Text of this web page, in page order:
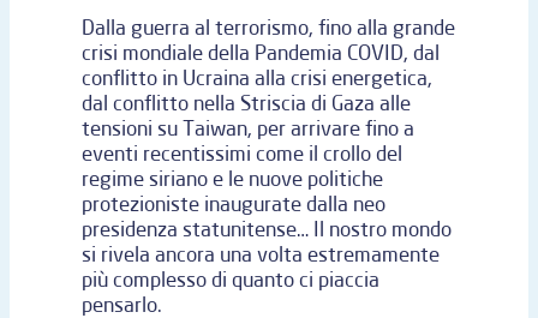
Dalla guerra al terrorismo, fino alla grande
crisi mondiale della Pandemia COVID, dal
conflitto in Ucraina alla crisi energetica,
dal conflitto nella Striscia di Gaza alle
tensioni su Taiwan, per arrivare fino a
eventi recentissimi come il crollo del
regime siriano e le nuove politiche
protezioniste inaugurate dalla neo
presidenza statunitense… Il nostro mondo
si rivela ancora una volta estremamente
più complesso di quanto ci piaccia
pensarlo.